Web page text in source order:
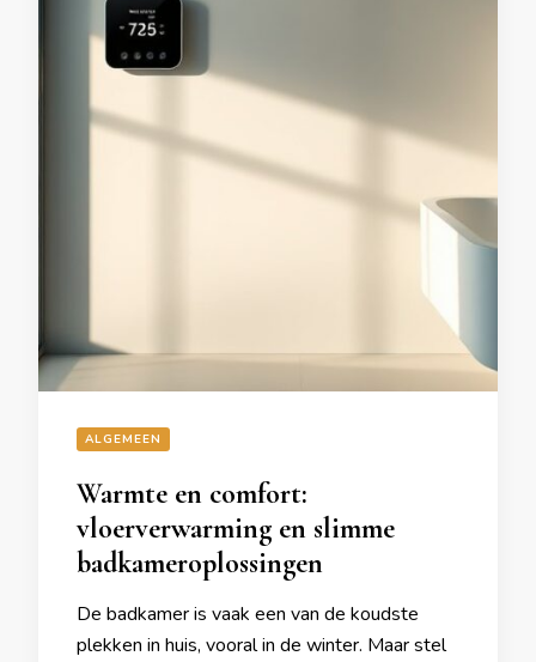
ALGEMEEN
Warmte en comfort:
vloerverwarming en slimme
badkameroplossingen
De badkamer is vaak een van de koudste
plekken in huis, vooral in de winter. Maar stel